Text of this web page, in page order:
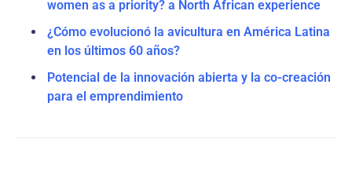
women as a priority? a North African experience
¿Cómo evolucionó la avicultura en América Latina
en los últimos 60 años?
Potencial de la innovación abierta y la co-creación
para el emprendimiento